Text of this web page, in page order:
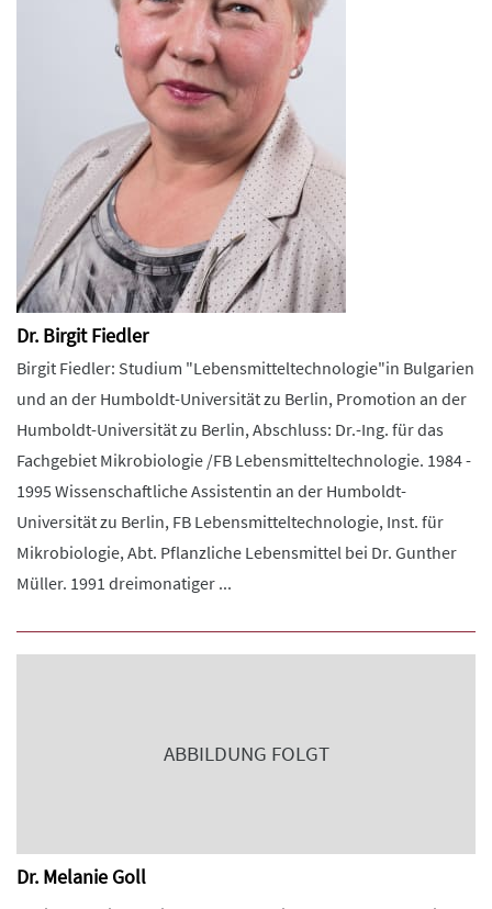
Dr. Birgit Fiedler
Birgit Fiedler: Studium "Lebensmitteltechnologie"in Bulgarien
und an der Humboldt-Universität zu Berlin, Promotion an der
Humboldt-Universität zu Berlin, Abschluss: Dr.-Ing. für das
Fachgebiet Mikrobiologie /FB Lebensmitteltechnologie. 1984 -
1995 Wissenschaftliche Assistentin an der Humboldt-
Universität zu Berlin, FB Lebensmitteltechnologie, Inst. für
Mikrobiologie, Abt. Pflanzliche Lebensmittel bei Dr. Gunther
Müller. 1991 dreimonatiger ...
ABBILDUNG FOLGT
Dr. Melanie Goll